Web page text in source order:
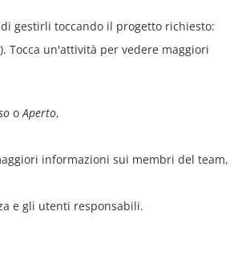
gestirli toccando il progetto richiesto:
Tocca un'attività per vedere maggiori
oAperto,
informazioni sui membri del team,
e gli utenti responsabili.